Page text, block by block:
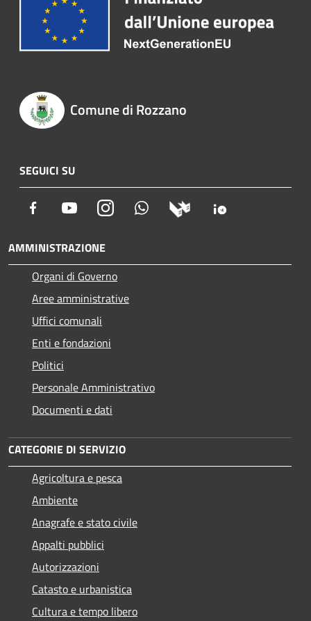
Comune di Rozzano
SEGUICI SU
Facebook YoutubeInstagram Whatsapp
AMMINISTRAZIONE
Organi di Governo
Aree amministrative
Uffici comunali
Enti e fondazioni
Politici
Personale Amministrativo
Documenti e dati
CATEGORIE DI SERVIZIO
Agricoltura e pesca
Ambiente
Anagrafe e stato civile
Appalti pubblici
Autorizzazioni
Catasto e urbanistica
Cultura e tempo libero